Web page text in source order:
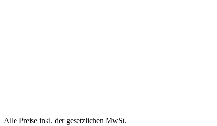
Alle Preise inkl. der gesetzlichen MwSt.